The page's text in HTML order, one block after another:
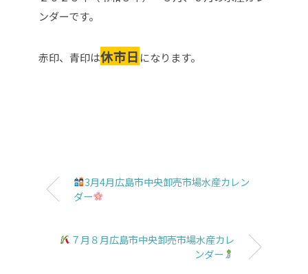
ンダーです。
赤印、青印は休市日 になります。
3月4月広島市中央卸売市場水産カレン
ダー
７月８月広島市中央卸売市場水産カレ
ンダー